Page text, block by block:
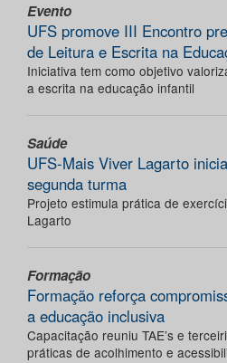
Evento
UFS promove III Encontro
de Leitura e Escrita na
Iniciativa tem como objetivo
a escrita na educação infantil
Saúde
UFS-Mais Viver Lagarto
segunda turma
Projeto estimula prática de
Lagarto
Formação
Formação reforça
a educação inclusiva
Capacitação reuniu TAE’s e
práticas de acolhimento e